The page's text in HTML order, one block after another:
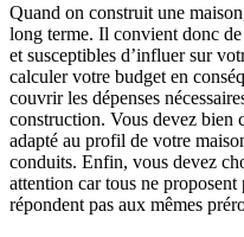
Quand on construit une
long terme. Il convient donc
et susceptibles d’influer sur
calculer votre budget en
couvrir les dépenses
construction. Vous devez bien
adapté au profil de votre
conduits. Enfin, vous devez
attention car tous ne proposent
répondent pas aux mêmes